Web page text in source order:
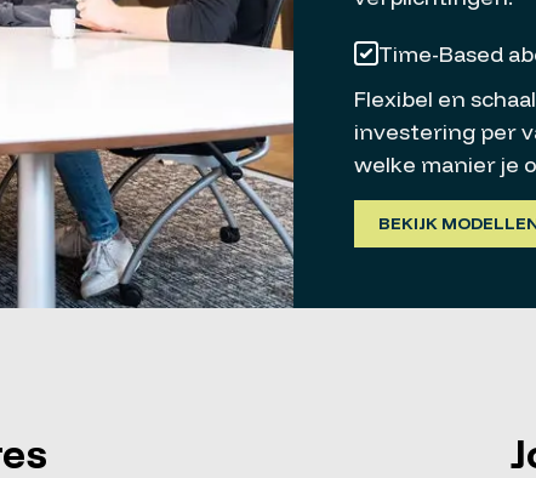
Time-Based
Flexibel en
investering per
welke manier je
BEKIJK